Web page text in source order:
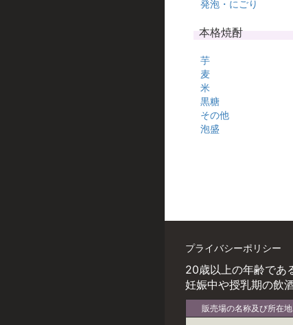
発泡・にごり
本格焼酎
芋
麦
米
黒糖
その他
泡盛
プライバシーポリシー
20歳以上の年齢であ
妊娠中や授乳期の飲
販売場の名称及び所在地